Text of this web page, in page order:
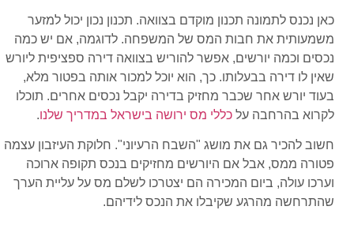
כאן נכנס לתמונה תכנון מוקדם בצוואה. תכנון נכון יכול למזער
משמעותית את חבות המס של המשפחה. לדוגמה, אם יש כמה
נכסים וכמה יורשים, אפשר להוריש בצוואה דירה ספציפית ליורש
שאין לו דירה בבעלותו. כך, הוא יוכל למכור אותה בפטור מלא,
בעוד יורש אחר שכבר מחזיק בדירה יקבל נכסים אחרים. תוכלו
לקרוא בהרחבה על כללי מס ירושה בישראל במדריך שלנו.
חשוב להכיר גם את מושג "השבח הרעיוני". חלוקת העיזבון עצמה
פטורה ממס, אבל אם היורשים מחזיקים בנכס תקופה ארוכה
וערכו עולה, ביום המכירה הם יצטרכו לשלם מס על עליית הערך
שהתרחשה מהרגע שקיבלו את הנכס לידיהם.